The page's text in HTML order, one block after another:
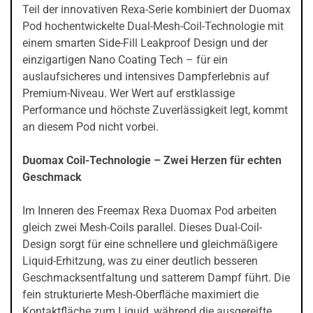
Teil der innovativen Rexa-Serie kombiniert der Duomax
Pod hochentwickelte Dual-Mesh-Coil-Technologie mit
einem smarten Side-Fill Leakproof Design und der
einzigartigen Nano Coating Tech – für ein
auslaufsicheres und intensives Dampferlebnis auf
Premium-Niveau. Wer Wert auf erstklassige
Performance und höchste Zuverlässigkeit legt, kommt
an diesem Pod nicht vorbei.
Duomax Coil-Technologie – Zwei Herzen für echten
Geschmack
Im Inneren des Freemax Rexa Duomax Pod arbeiten
gleich zwei Mesh-Coils parallel. Dieses Dual-Coil-
Design sorgt für eine schnellere und gleichmäßigere
Liquid-Erhitzung, was zu einer deutlich besseren
Geschmacksentfaltung und satterem Dampf führt. Die
fein strukturierte Mesh-Oberfläche maximiert die